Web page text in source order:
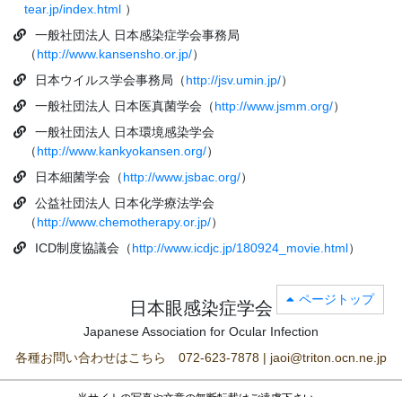
tear.jp/index.html ）
一般社団法人 日本感染症学会事務局
（http://www.kansensho.or.jp/）
日本ウイルス学会事務局（http://jsv.umin.jp/）
一般社団法人 日本医真菌学会（http://www.jsmm.org/）
一般社団法人 日本環境感染学会
（http://www.kankyokansen.org/）
日本細菌学会（http://www.jsbac.org/）
公益社団法人 日本化学療法学会
（http://www.chemotherapy.or.jp/）
ICD制度協議会（http://www.icdjc.jp/180924_movie.html）
ページトップ
日本眼感染症学会
Japanese Association for Ocular Infection
各種お問い合わせはこちら 072-623-7878 | jaoi@triton.ocn.ne.jp